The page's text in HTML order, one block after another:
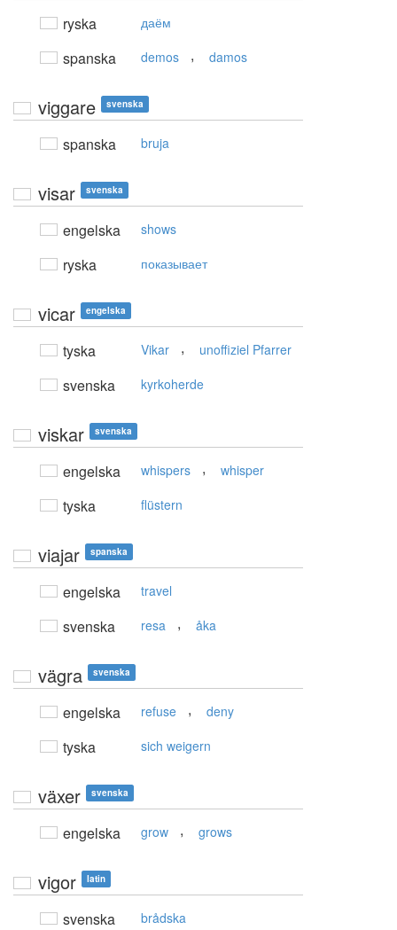
ryska даём
spanska demos , damos
viggare svenska
spanska bruja
visar svenska
engelska shows
ryska показывает
vicar engelska
tyska Vikar , unoffiziel Pfarrer
svenska kyrkoherde
viskar svenska
engelska whispers , whisper
tyska flüstern
viajar spanska
engelska travel
svenska resa , åka
vägra svenska
engelska refuse , deny
tyska sich weigern
växer svenska
engelska grow , grows
vigor latin
svenska brådska